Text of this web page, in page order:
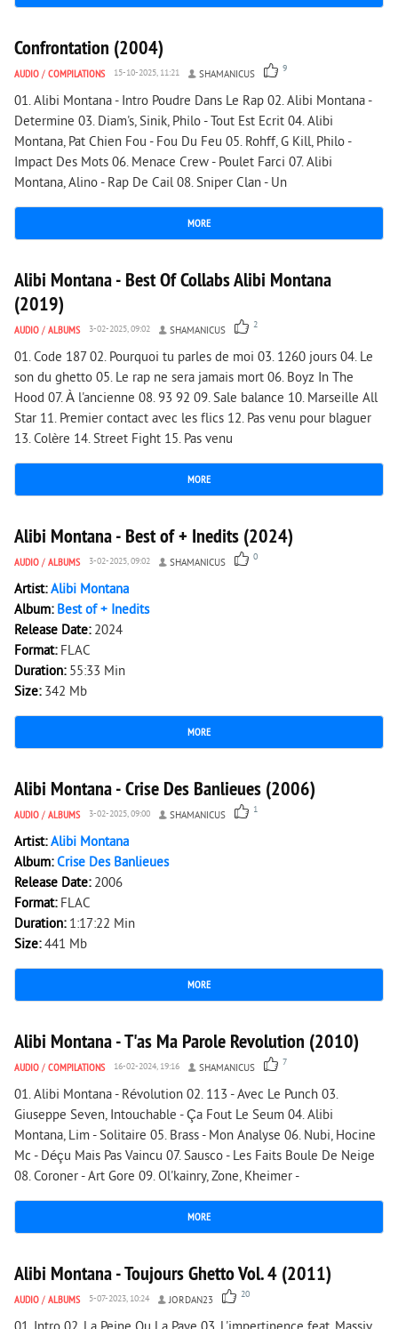
2 431 0
Confrontation (2004)
AUDIO / COMPILATIONS 15-10-2025, 11:21 SHAMANICUS 9
01. Alibi Montana - Intro Poudre Dans Le Rap 02. Alibi Montana -
Determine 03. Diam's, Sinik, Philo - Tout Est Ecrit 04. Alibi
Montana, Pat Chien Fou - Fou Du Feu 05. Rohff, G Kill, Philo -
Impact Des Mots 06. Menace Crew - Poulet Farci 07. Alibi
Montana, Alino - Rap De Cail 08. Sniper Clan - Un
MORE
2 327 0
Alibi Montana - Best Of Collabs Alibi Montana
(2019)
AUDIO / ALBUMS 3-02-2025, 09:02 SHAMANICUS 2
01. Code 187 02. Pourquoi tu parles de moi 03. 1260 jours 04. Le
son du ghetto 05. Le rap ne sera jamais mort 06. Boyz In The
Hood 07. À l'ancienne 08. 93 92 09. Sale balance 10. Marseille All
Star 11. Premier contact avec les flics 12. Pas venu pour blaguer
13. Colère 14. Street Fight 15. Pas venu
MORE
1 410 0
Alibi Montana - Best of + Inedits (2024)
AUDIO / ALBUMS 3-02-2025, 09:02 SHAMANICUS 0
Artist:Alibi Montana
Album: Best of + Inedits
Release Date: 2024
Format: FLAC
Duration: 55:33 Min
Size: 342 Mb
MORE
1 262 0
Alibi Montana - Crise Des Banlieues (2006)
AUDIO / ALBUMS 3-02-2025, 09:00 SHAMANICUS 1
Artist:Alibi Montana
Album:Crise Des Banlieues
Release Date: 2006
Format: FLAC
Duration: 1:17:22 Min
Size:441 Mb
MORE
3 798 0
Alibi Montana - T'as Ma Parole Revolution (2010)
AUDIO / COMPILATIONS 16-02-2024, 19:16 SHAMANICUS 7
01. Alibi Montana - Révolution 02. 113 - Avec Le Punch 03.
Giuseppe Seven, Intouchable - Ça Fout Le Seum 04. Alibi
Montana, Lim - Solitaire 05. Brass - Mon Analyse 06. Nubi, Hocine
Mc - Déçu Mais Pas Vaincu 07. Sausco - Les Faits Boule De Neige
08. Coroner - Art Gore 09. Ol'kainry, Zone, Kheimer -
MORE
8 611 0
Alibi Montana - Toujours Ghetto Vol. 4 (2011)
AUDIO / ALBUMS 5-07-2023, 10:24 JORDAN23 20